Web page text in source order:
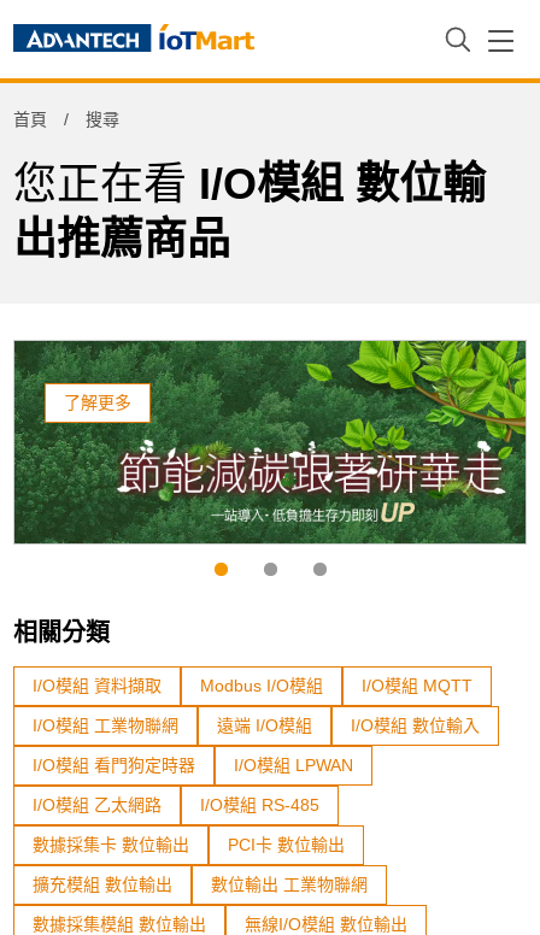
首頁 搜尋
您正在看 I/O模組 數位輸
出推薦商品
了解更多
Product Tag
相關分類
I/O模組 資料擷取 Modbus I/O模組 I/O模組 MQTT
I/O模組 工業物聯網 遠端 I/O模組 I/O模組 數位輸入
I/O模組 看門狗定時器 I/O模組 LPWAN
I/O模組 乙太網路 I/O模組 RS-485
數據採集卡 數位輸出 PCI卡 數位輸出
擴充模組 數位輸出 數位輸出 工業物聯網
數據採集模組 數位輸出 無線I/O模組 數位輸出